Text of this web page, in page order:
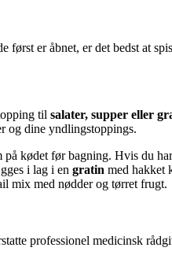
først er åbnet, er det bedst at
til salater, supper eller
og dine yndlingstoppings.
kødet før bagning. Hvis du
i lag i en gratin med hakket
mix med nødder og tørret frugt.
professionel medicinsk